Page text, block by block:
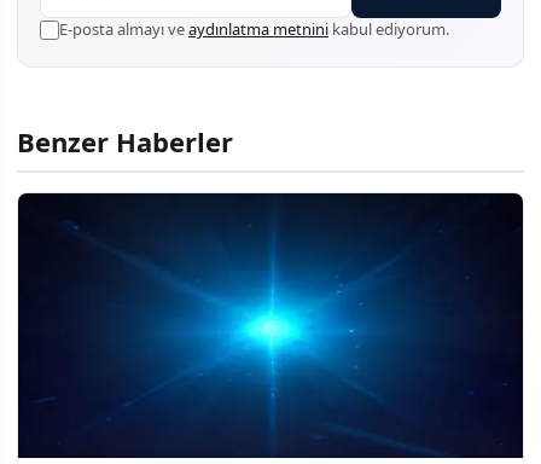
E-posta almayı veaydınlatma metnini kabul ediyorum.
Benzer Haberler